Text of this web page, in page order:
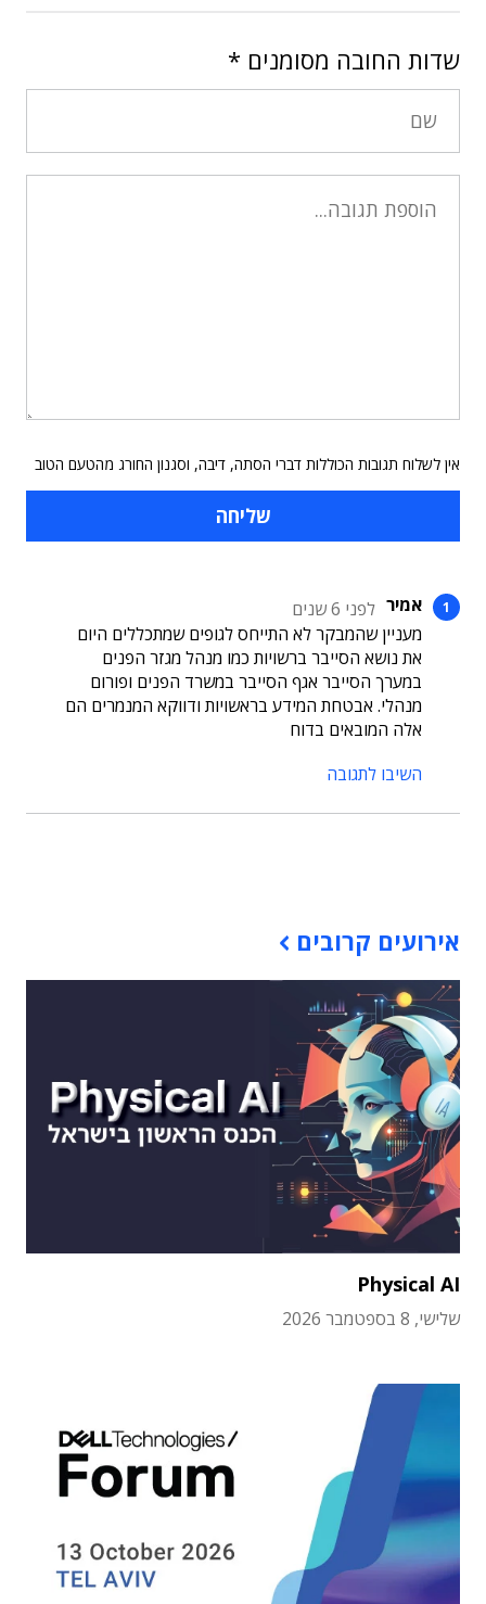
שדות החובה מסומנים *
אין לשלוח תגובות הכוללות דברי הסתה, דיבה, וסגנון החורג מהטעם הטוב
אמיר לפני 6 שנים
מעניין שהמבקר לא התייחס לגופים שמתכללים היום
את נושא הסייבר ברשויות כמו מנהל מגזר הפנים
במערך הסייבר אגף הסייבר במשרד הפנים ופורום
מנהלי. אבטחת המידע בראשויות ודווקא המנמרים הם
אלה המובאים בדוח
השיבו לתגובה
אירועים קרובים
Physical AI
שלישי, 8 בספטמבר 2026